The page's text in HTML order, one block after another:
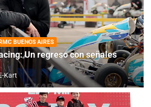
BUENOS AIRES
Un regreso con señales
Kart